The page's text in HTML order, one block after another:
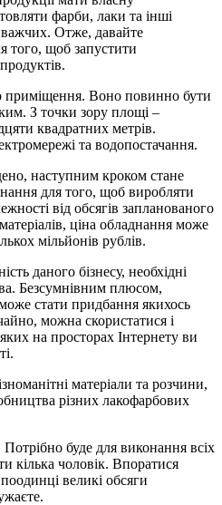
фарби, лаки та інші
Отже, давайте
того, щоб запустити
приміщення. Воно повинно бути
З точки зору площі –
квадратних метрів.
та водопостачання.
наступним кроком стане
для того, щоб виробляти
від обсягів запланованого
ціна обладнання може
мільйонів рублів.
даного бізнесу, необхідні
Безсумнівним плюсом,
стати придбання якихось
можна скористатися і
на просторах Інтернету ви
матеріали та розчини,
різних лакофарбових
Потрібно буде для виконання всіх
кілька чоловік. Впоратися
великі обсяги